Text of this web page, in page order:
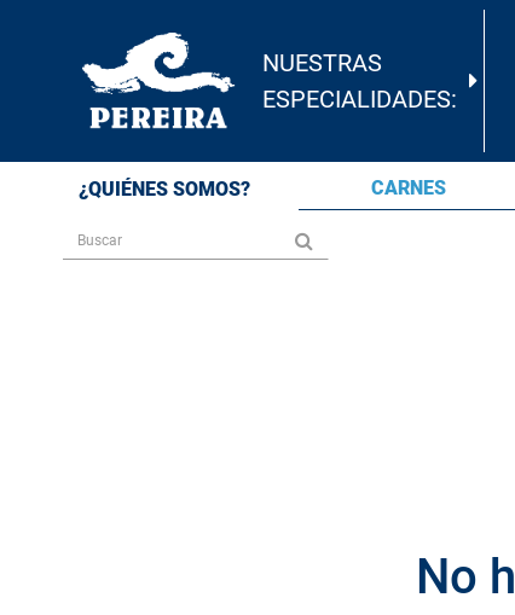
NUESTRAS
ESPECIALIDADES:
¿QUIÉNES SOMOS? CARNES
No